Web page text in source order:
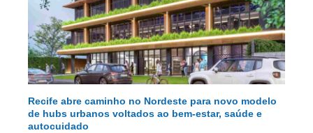
Recife abre caminho no Nordeste para novo modelo
de hubs urbanos voltados ao bem-estar, saúde e
autocuidado